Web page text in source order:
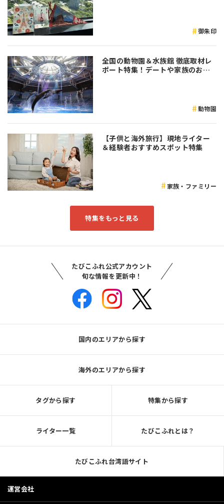
御朱印
全国の動物園＆水族館 徹底取材レ
ポート特集！デートや家族のおで
動物園
【子供と海外旅行】現地ライター
＆経験者おすすめスポット特集
家族・ファミリー
特集をもっと見る
たびこふれ公式アカウント
旬な情報を更新中！
国内のエリアから探す
海外のエリアから探す
タグから探す 特集から探す
ライター一覧 たびこふれとは？
たびこふれ台湾語サイト
運営会社